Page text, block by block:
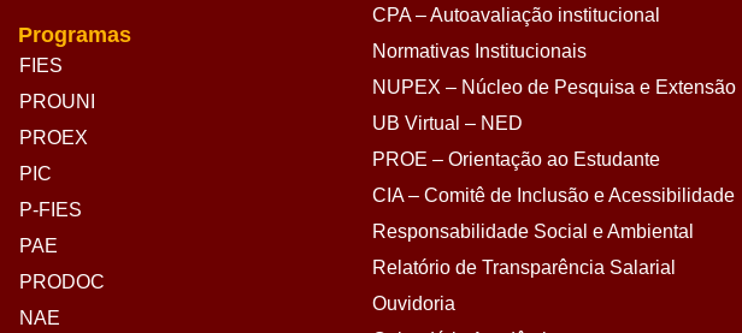
Programas
FIES
PROUNI
PROEX
PIC
P-FIES
PAE
PRODOC
NAE
CPA – Autoavaliação institucional
Normativas Institucionais
NUPEX – Núcleo de Pesquisa e Extensão
UB Virtual – NED
PROE – Orientação ao Estudante
CIA – Comitê de Inclusão e Acessibilidade
Responsabilidade Social e Ambiental
Relatório de Transparência Salarial
Ouvidoria